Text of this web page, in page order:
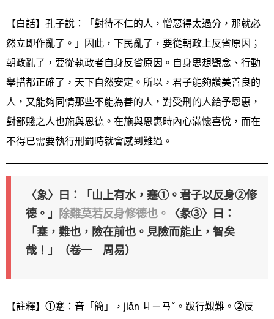
【白話】孔子說：「對待不仁的人，憎惡得太過分，那就必
然立即作亂了。」因此，下民亂了，要從朝政上反省原因；
朝政亂了，要從執政者自身反省原因。自身思想觀念、行動
舉措都正確了，天下自然安定。所以，君子能夠讚美善良的
人，又能夠同情那些不能為善的人，對受刑的人給予恩惠，
對鄙賤之人也施與恩德。在施與恩惠時內心滿懷喜悅，而在
不得已需要執行刑罰時就會感到難過。
〈象〉曰：「山上有水，蹇①。君子以反身②修
德。」 除難莫若反身修德也。 〈彖③〉曰：
「蹇，難也，險在前也。見險而能止，智矣
哉！」（卷一 周易）
【註釋】 ①蹇：音「簡」，jiǎn ㄐㄧㄢˇ。跋行艱難。 ②反